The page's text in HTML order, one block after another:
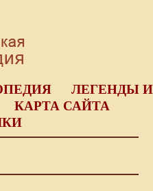
ЛЕГЕНДЫ И
КАРТА САЙТА